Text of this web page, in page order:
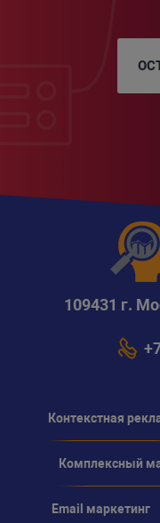
109431 г.
Контекстная
Комплексный
Email маркетинг